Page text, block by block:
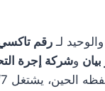
لـ رقم تاكسي
وشركة إجرة